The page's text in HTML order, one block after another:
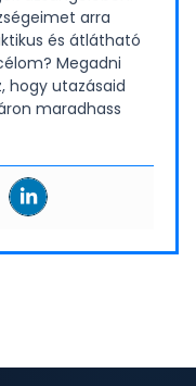
arra
és átlátható
Megadni
hogy utazásaid
maradhass